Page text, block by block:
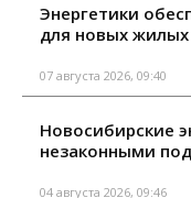
Энергетики
для новых жилых
07 августа 2026, 09:40
Новосибирские
незаконными
04 августа 2026, 09:46